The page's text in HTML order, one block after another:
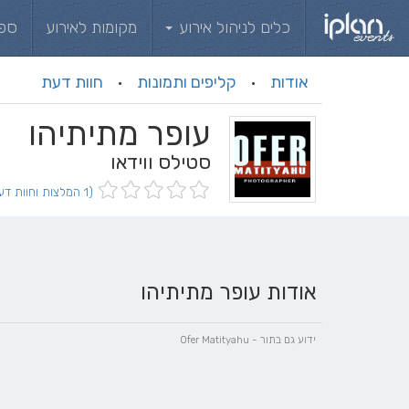
כלים לניהול אירוע מקומות לאירוע
אודות · קליפים ותמונות · חוות דעת
עופר מתיתיהו
סטילס ווידאו
(1 המלצות וחוות דעת)
אודות עופר מתיתיהו
ידוע גם בתור - Ofer Matityahu